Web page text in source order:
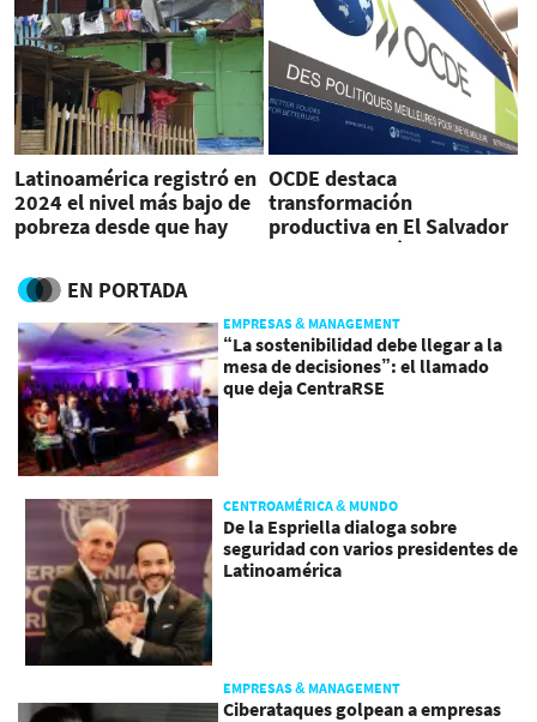
Latinoamérica registró en
2024 el nivel más bajo de
pobreza desde que hay
OCDE destaca
transformación
productiva en El Salvador
e industria médica de
EN PORTADA
EMPRESAS & MANAGEMENT
“La sostenibilidad debe llegar a la
mesa de decisiones”: el llamado
que deja CentraRSE
CENTROAMÉRICA & MUNDO
De la Espriella dialoga sobre
seguridad con varios presidentes de
Latinoamérica
EMPRESAS & MANAGEMENT
Ciberataques golpean a empresas